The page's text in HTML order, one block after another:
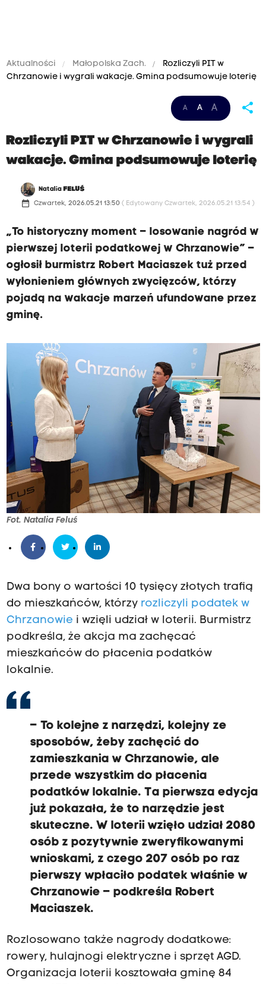
Aktualności Małopolska Zach.
Rozliczyli PIT w
Chrzanowie i wygrali wakacje. Gmina podsumowuje loterię
A A A share
Rozliczyli PIT w Chrzanowie i wygrali
wakacje. Gmina podsumowuje loterię
Natalia FELUŚ
date_range Czwartek, 2026.05.21 13:50 ( Edytowany Czwartek, 2026.05.21 13:54 )
„To historyczny moment – losowanie nagród w
pierwszej loterii podatkowej w Chrzanowie” –
ogłosił burmistrz Robert Maciaszek tuż przed
wyłonieniem głównych zwycięzców, którzy
pojadą na wakacje marzeń ufundowane przez
gminę.
Fot. Natalia Feluś
Dwa bony o wartości 10 tysięcy złotych trafią
do mieszkańców, którzyrozliczyli podatek w
Chrzanowie i wzięli udział w loterii. Burmistrz
podkreśla, że akcja ma zachęcać
mieszkańców do płacenia podatków
lokalnie.
– To kolejne z narzędzi, kolejny ze
sposobów, żeby zachęcić do
zamieszkania w Chrzanowie, ale
przede wszystkim do płacenia
podatków lokalnie. Ta pierwsza edycja
już pokazała, że to narzędzie jest
skuteczne. W loterii wzięło udział 2080
osób z pozytywnie zweryfikowanymi
wnioskami, z czego 207 osób po raz
pierwszy wpłaciło podatek właśnie w
Chrzanowie – podkreśla Robert
Maciaszek.
Rozlosowano także nagrody dodatkowe:
rowery, hulajnogi elektryczne i sprzęt AGD.
Organizacja loterii kosztowała gminę 84